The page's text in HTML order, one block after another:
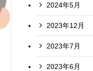
2024年5月
2023年12月
2023年7月
2023年6月